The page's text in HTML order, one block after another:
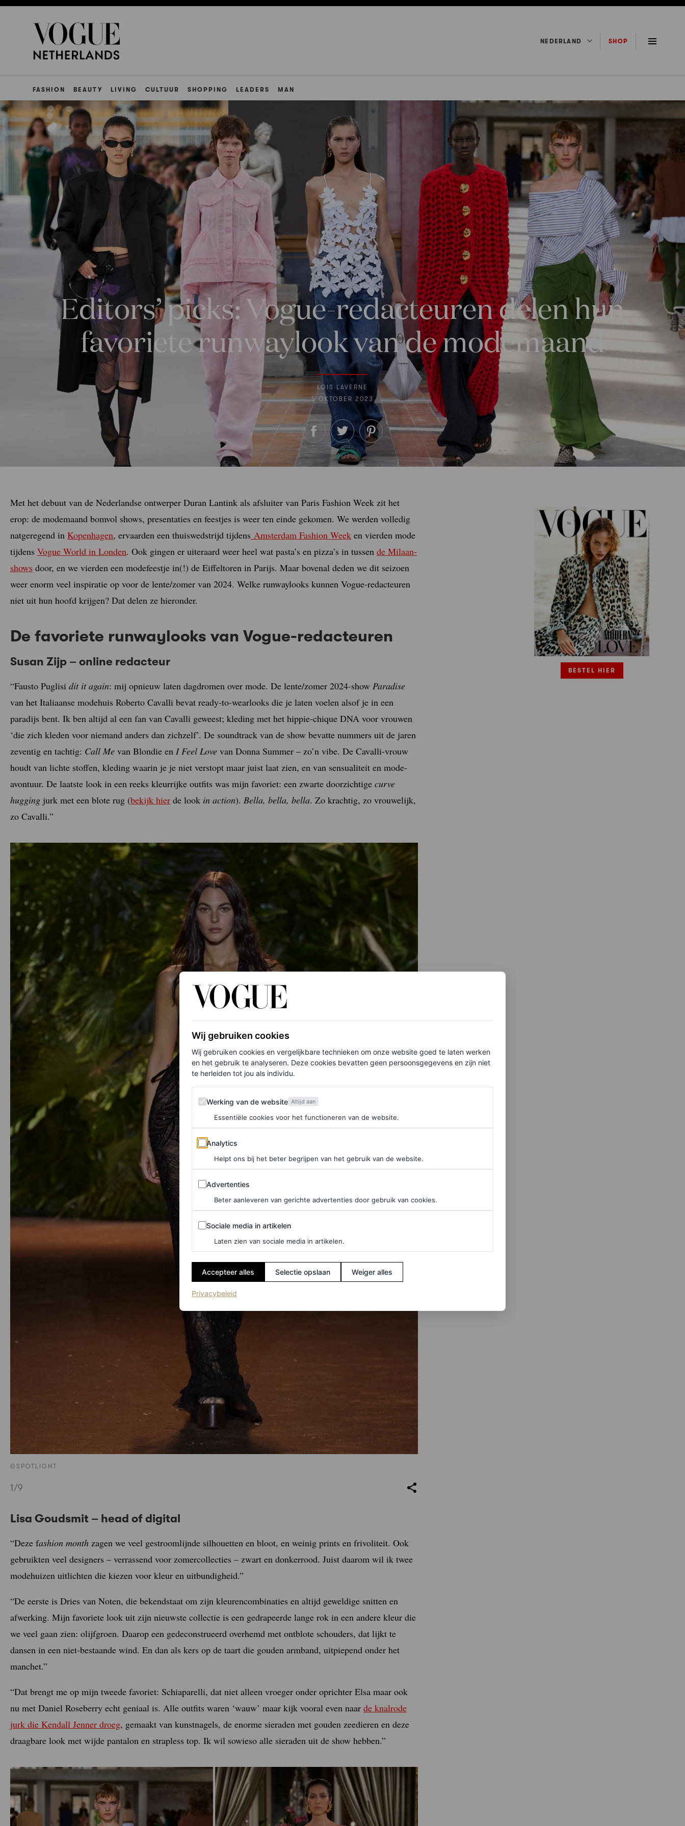
NEDERLAND SHOP
FASHION BEAUTY LIVING CULTUUR SHOPPING LEADERS MAN
FASHION
Editors’ picks: Vogue-redacteuren delen hun
favoriete runwaylook van de modemaand
LOIS LAVERNE
5 OKTOBER 2023
Met het debuut van de Nederlandse ontwerper Duran Lantink als afsluiter van Paris Fashion Week zit het
erop: de modemaand bomvol shows, presentaties en feestjes is weer ten einde gekomen. We werden volledig
natgeregend in Kopenhagen, ervaarden een thuiswedstrijd tijdens Amsterdam Fashion Week en vierden mode
tijdens Vogue World in Londen. Ook gingen er uiteraard weer heel wat pasta’s en pizza’s in tussen de Milaan-
shows door, en we vierden een modefeestje in(!) de Eiffeltoren in Parijs. Maar bovenal deden we dit seizoen
weer enorm veel inspiratie op voor de lente/zomer van 2024. Welke runwaylooks kunnen Vogue-redacteuren
niet uit hun hoofd krijgen? Dat delen ze hieronder.
De favoriete runwaylooks van Vogue-redacteuren
Susan Zijp – online redacteur
“Fausto Puglisi dit it again: mij opnieuw laten dagdromen over mode. De lente/zomer 2024-show Paradise
van het Italiaanse modehuis Roberto Cavalli bevat ready-to-wearlooks die je laten voelen alsof je in een
paradijs bent. Ik ben altijd al een fan van Cavalli geweest; kleding met het hippie-chique DNA voor vrouwen
‘die zich kleden voor niemand anders dan zichzelf’. De soundtrack van de show bevatte nummers uit de jaren
zeventig en tachtig: Call Me van Blondie en I Feel Love van Donna Summer – zo’n vibe. De Cavalli-vrouw
houdt van lichte stoffen, kleding waarin je je niet verstopt maar juist laat zien, en van sensualiteit en mode-
avontuur. De laatste look in een reeks kleurrijke outfits was mijn favoriet: een zwarte doorzichtige curve
hugging jurk met een blote rug (bekijk hier de look in action). Bella, bella, bella. Zo krachtig, zo vrouwelijk,
zo Cavalli.”
©SPOTLIGHT
1/9
Lisa Goudsmit – head of digital
“Deze fashion month zagen we veel gestroomlijnde silhouetten en bloot, en weinig prints en frivoliteit. Ook
gebruikten veel designers – verrassend voor zomercollecties – zwart en donkerrood. Juist daarom wil ik twee
modehuizen uitlichten die kiezen voor kleur en uitbundigheid.”
“De eerste is Dries van Noten, die bekendstaat om zijn kleurencombinaties en altijd geweldige snitten en
afwerking. Mijn favoriete look uit zijn nieuwste collectie is een gedrapeerde lange rok in een andere kleur die
we veel gaan zien: olijfgroen. Daarop een gedeconstrueerd overhemd met ontblote schouders, dat lijkt te
dansen in een niet-bestaande wind. En dan als kers op de taart die gouden armband, uitpiepend onder het
manchet.”
“Dat brengt me op mijn tweede favoriet: Schiaparelli, dat niet alleen vroeger onder oprichter Elsa maar ook
nu met Daniel Roseberry echt geniaal is. Alle outfits waren ‘wauw’ maar kijk vooral even naar de knalrode
jurk die Kendall Jenner droeg, gemaakt van kunstnagels, de enorme sieraden met gouden zeedieren en deze
draagbare look met wijde pantalon en strapless top. Ik wil sowieso alle sieraden uit de show hebben.”
BESTEL HIER
Wij gebruiken cookies
Wij gebruiken cookies en vergelijkbare technieken om onze website goed te laten werken
en het gebruik te analyseren. Deze cookies bevatten geen persoonsgegevens en zijn niet
te herleiden tot jou als individu.
Werking van de website
Werking van de website Altijd aan
Essentiële cookies voor het functioneren van de website.
Analytics
Analytics
Helpt ons bij het beter begrijpen van het gebruik van de website.
Advertenties
Advertenties
Beter aanleveren van gerichte advertenties door gebruik van cookies.
Sociale media in artikelen
Sociale media in artikelen
Laten zien van sociale media in artikelen.
Accepteer alles Selectie opslaan Weiger alles
Privacybeleid